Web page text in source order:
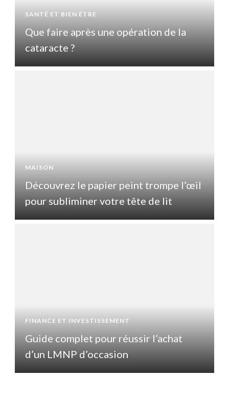
SANTÉ ET BIEN ÊTRE
Que faire après une opération de la
cataracte ?
MAISON
Découvrez le papier peint trompe l’œil
pour subliminer votre tête de lit
FINANCE ET INVESTISSEMENT
Guide complet pour réussir l’achat
d’un LMNP d’occasion